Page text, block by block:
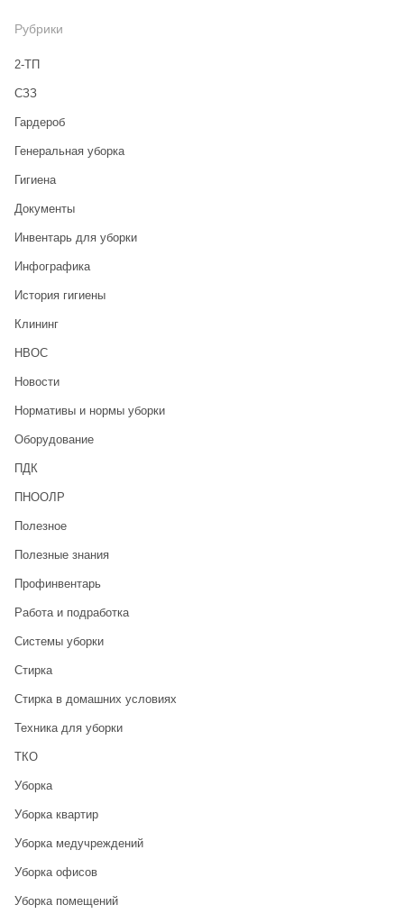
Рубрики
2-ТП
CЗЗ
Гардероб
Генеральная уборка
Гигиена
Документы
Инвентарь для уборки
Инфографика
История гигиены
Клининг
НВОС
Новости
Нормативы и нормы уборки
Оборудование
ПДК
ПНООЛР
Полезное
Полезные знания
Профинвентарь
Работа и подработка
Системы уборки
Стирка
Стирка в домашних условиях
Техника для уборки
ТКО
Уборка
Уборка квартир
Уборка медучреждений
Уборка офисов
Уборка помещений